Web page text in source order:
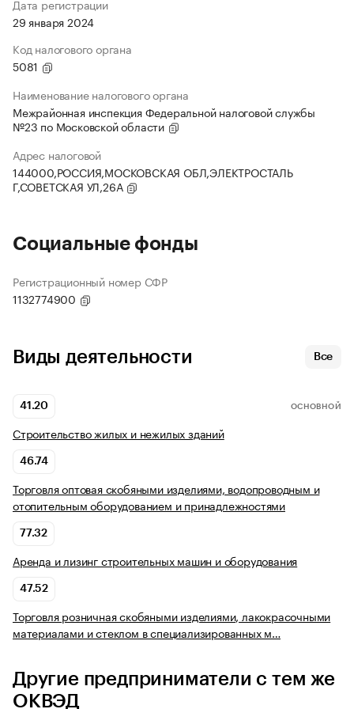
Дата регистрации
29 января 2024
Код налогового органа
5081
Наименование налогового органа
Межрайонная инспекция Федеральной налоговой службы
№23 по Московской области
Адрес налоговой
144000,РОССИЯ,МОСКОВСКАЯ ОБЛ,ЭЛЕКТРОСТАЛЬ
Г,СОВЕТСКАЯ УЛ,26А
Социальные фонды
Регистрационный номер СФР
1132774900
Виды деятельности Все
41.20 ОСНОВНОЙ
Строительство жилых и нежилых зданий
46.74
Торговля оптовая скобяными изделиями, водопроводным и
отопительным оборудованием и принадлежностями
77.32
Аренда и лизинг строительных машин и оборудования
47.52
Торговля розничная скобяными изделиями, лакокрасочными
материалами и стеклом в специализированных м…
Другие предприниматели с тем же
ОКВЭД